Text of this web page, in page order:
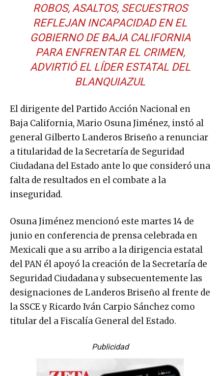
ROBOS, ASALTOS, SECUESTROS
REFLEJAN INCAPACIDAD EN EL
GOBIERNO DE BAJA CALIFORNIA
PARA ENFRENTAR EL CRIMEN,
ADVIRTIÓ EL LÍDER ESTATAL DEL
BLANQUIAZUL
El dirigente del Partido Acción Nacional en
Baja California, Mario Osuna Jiménez, instó al
general Gilberto Landeros Briseño a renunciar
a titularidad de la Secretaría de Seguridad
Ciudadana del Estado ante lo que consideró una
falta de resultados en el combate a la
inseguridad.
Osuna Jiménez mencionó este martes 14 de
junio en conferencia de prensa celebrada en
Mexicali que a su arribo a la dirigencia estatal
del PAN él apoyó la creación de la Secretaría de
Seguridad Ciudadana y subsecuentemente las
designaciones de Landeros Briseño al frente de
la SSCE y Ricardo Iván Carpio Sánchez como
titular del a Fiscalía General del Estado.
Publicidad